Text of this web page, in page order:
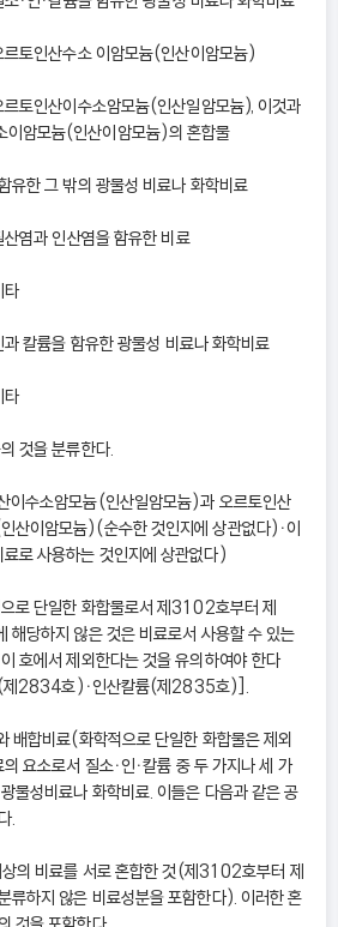
토인산수소 이암모늄(인산이암모늄)
토인산이수소암모늄(인산일암모늄), 이것과
이암모늄(인산이암모늄)의 혼합물
유한 그 밖의 광물성 비료나 화학비료
염과 인산염을 함유한 비료
칼륨을 함유한 광물성 비료나 화학비료
것을 분류한다.
이수소암모늄(인산일암모늄)과 오르토인산
산이암모늄)(순수한 것인지에 상관없다)ㆍ이
로 사용하는 것인지에 상관없다)
로 단일한 화합물로서 제3102호부터 제
당하지 않은 것은 비료로서 사용할 수 있는
호에서 제외한다는 것을 유의하여야 한다
제2834호)ㆍ인산칼륨(제2835호)].
배합비료(화학적으로 단일한 화합물은 제외
요소로서 질소ㆍ인ㆍ칼륨 중 두 가지나 세 가
물성비료나 화학비료. 이들은 다음과 같은 공
.
의 비료를 서로 혼합한 것(제3102호부터 제
하지 않은 비료성분을 포함한다). 이러한 혼